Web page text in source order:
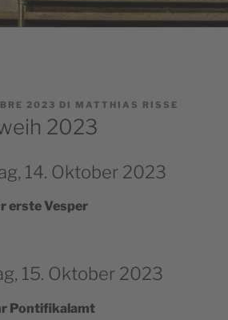
2023 DI MATTHIAS RISSE
2023
14. Oktober 2023
erste Vesper
15. Oktober 2023
Pontifikalamt